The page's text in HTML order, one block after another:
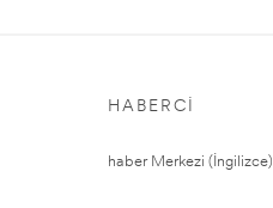
HABERCI
haber Merkezi (İngilizce)